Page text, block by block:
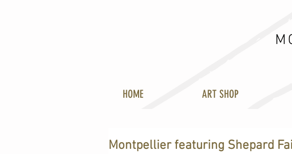
Montpellier featuring Shepard
HOME ART SHOP